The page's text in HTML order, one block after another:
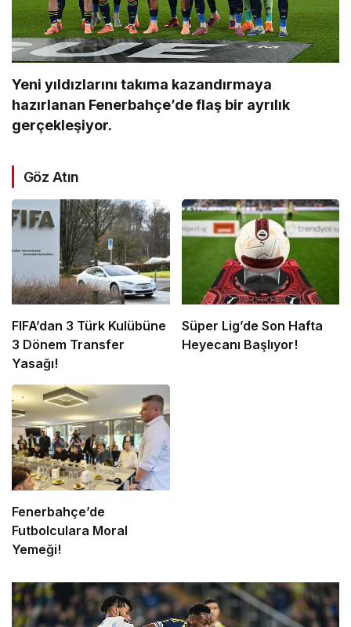
Yeni yıldızlarını takıma kazandırmaya
hazırlanan Fenerbahçe’de flaş bir ayrılık
gerçekleşiyor.
Göz Atın
FIFA’dan 3 Türk Kulübüne
3 Dönem Transfer
Yasağı!
Süper Lig’de Son Hafta
Heyecanı Başlıyor!
Fenerbahçe’de
Futbolculara Moral
Yemeği!